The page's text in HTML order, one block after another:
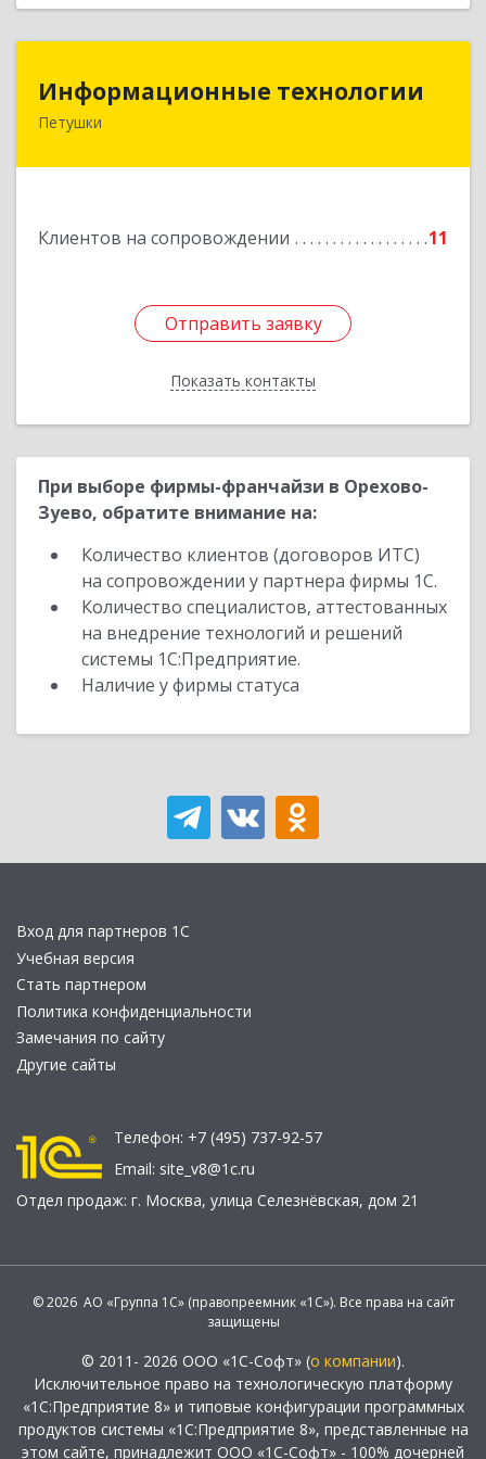
Информационные технологии
Петушки
Клиентов на сопровождении 11
Отправить заявку
Показать контакты
Информационные технологии
Отправить заявку
Назад
При выборе фирмы-франчайзи в Орехово-
Зуево, обратите внимание на:
Количество клиентов (договоров ИТС)
на сопровождении у партнера фирмы 1С.
Количество специалистов, аттестованных
на внедрение технологий и решений
системы 1С:Предприятие.
Наличие у фирмы статуса
Вход для партнеров 1С
Учебная версия
Стать партнером
Политика конфиденциальности
Замечания по сайту
Другие сайты
Телефон: +7 (495) 737-92-57
Email: site_v8@1c.ru
Отдел продаж: г. Москва, улица Селезнёвская, дом 21
© 2026 АО «Группа 1С» (правопреемник «1С»). Все права на сайт
защищены
© 2011- 2026 ООО «1С-Софт» (о компании).
Исключительное право на технологическую платформу
«1С:Предприятие 8» и типовые конфигурации программных
продуктов системы «1С:Предприятие 8», представленные на
этом сайте, принадлежит ООО «1С-Софт» - 100% дочерней